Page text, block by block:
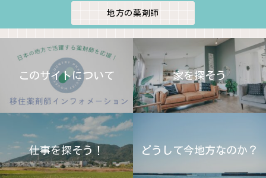
地方の薬剤師
このサイトについて 家を探そう
仕事を探そう！ どうして今地方なのか？